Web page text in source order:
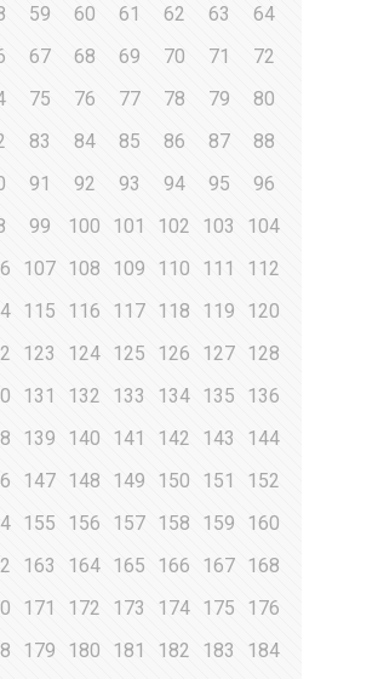
59 60 61 62 63
64
67 68 69 70 71
72
75 76 77 78 79
80
83 84 85 86 87
88
91 92 93 94 95
96
99 100 101 102 103
104
107 108 109 110 111
112
115 116 117 118 119
120
123 124 125 126 127 128
131 132 133 134 135
136
139 140 141 142 143
144
147 148 149 150 151
152
155 156 157 158 159
160
163 164 165 166 167 168
171 172 173 174 175
176
179 180 181 182 183
184